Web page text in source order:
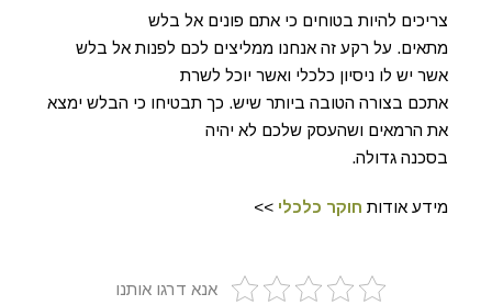
צריכים להיות בטוחים כי אתם פונים אל בלש
מתאים. על רקע זה אנחנו ממליצים לכם לפנות אל בלש
אשר יש לו ניסיון כלכלי ואשר יוכל לשרת
אתכם בצורה הטובה ביותר שיש. כך תבטיחו כי הבלש ימצא
את הרמאים ושהעסק שלכם לא יהיה
בסכנה גדולה.
מידע אודות חוקר כלכלי >>
אנא דרגו אותנו